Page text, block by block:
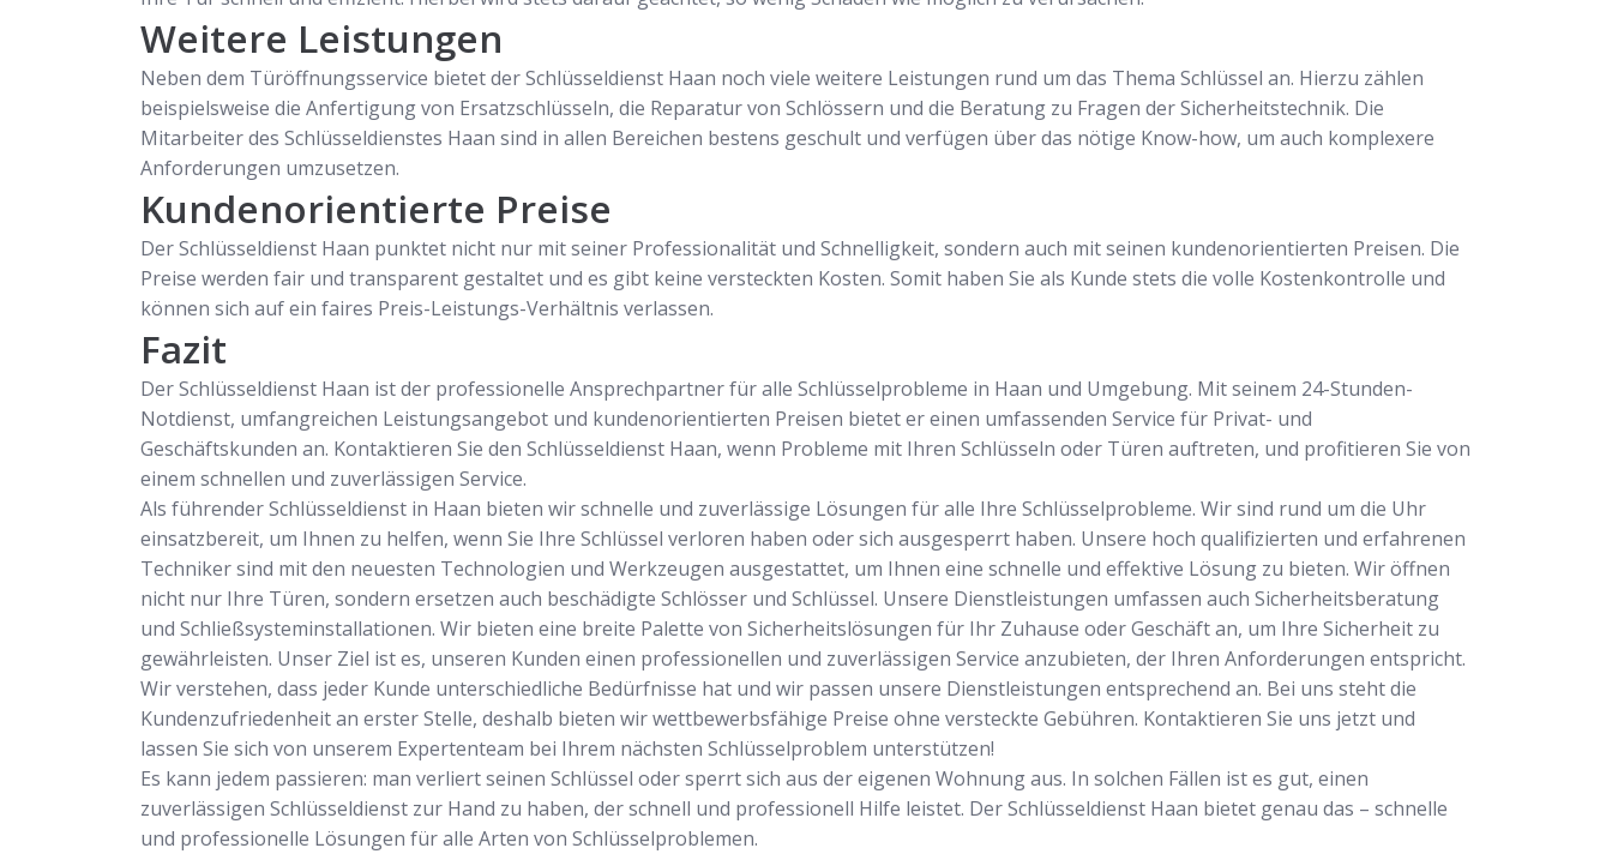
Weitere Leistungen
Neben dem Türöffnungsservice bietet der Schlüsseldienst Haan noch viele weitere Leistungen rund um das Thema Schlüssel an. Hierzu zählen
beispielsweise die Anfertigung von Ersatzschlüsseln, die Reparatur von Schlössern und die Beratung zu Fragen der Sicherheitstechnik. Die
Mitarbeiter des Schlüsseldienstes Haan sind in allen Bereichen bestens geschult und verfügen über das nötige Know-how, um auch komplexere
Anforderungen umzusetzen.
Kundenorientierte Preise
Der Schlüsseldienst Haan punktet nicht nur mit seiner Professionalität und Schnelligkeit, sondern auch mit seinen kundenorientierten Preisen. Die
Preise werden fair und transparent gestaltet und es gibt keine versteckten Kosten. Somit haben Sie als Kunde stets die volle Kostenkontrolle und
können sich auf ein faires Preis-Leistungs-Verhältnis verlassen.
Fazit
Der Schlüsseldienst Haan ist der professionelle Ansprechpartner für alle Schlüsselprobleme in Haan und Umgebung. Mit seinem 24-Stunden-
Notdienst, umfangreichen Leistungsangebot und kundenorientierten Preisen bietet er einen umfassenden Service für Privat- und
Geschäftskunden an. Kontaktieren Sie den Schlüsseldienst Haan, wenn Probleme mit Ihren Schlüsseln oder Türen auftreten, und profitieren Sie von
einem schnellen und zuverlässigen Service.
Als führender Schlüsseldienst in Haan bieten wir schnelle und zuverlässige Lösungen für alle Ihre Schlüsselprobleme. Wir sind rund um die Uhr
einsatzbereit, um Ihnen zu helfen, wenn Sie Ihre Schlüssel verloren haben oder sich ausgesperrt haben. Unsere hoch qualifizierten und erfahrenen
Techniker sind mit den neuesten Technologien und Werkzeugen ausgestattet, um Ihnen eine schnelle und effektive Lösung zu bieten. Wir öffnen
nicht nur Ihre Türen, sondern ersetzen auch beschädigte Schlösser und Schlüssel. Unsere Dienstleistungen umfassen auch Sicherheitsberatung
und Schließsysteminstallationen. Wir bieten eine breite Palette von Sicherheitslösungen für Ihr Zuhause oder Geschäft an, um Ihre Sicherheit zu
gewährleisten. Unser Ziel ist es, unseren Kunden einen professionellen und zuverlässigen Service anzubieten, der Ihren Anforderungen entspricht.
Wir verstehen, dass jeder Kunde unterschiedliche Bedürfnisse hat und wir passen unsere Dienstleistungen entsprechend an. Bei uns steht die
Kundenzufriedenheit an erster Stelle, deshalb bieten wir wettbewerbsfähige Preise ohne versteckte Gebühren. Kontaktieren Sie uns jetzt und
lassen Sie sich von unserem Expertenteam bei Ihrem nächsten Schlüsselproblem unterstützen!
Es kann jedem passieren: man verliert seinen Schlüssel oder sperrt sich aus der eigenen Wohnung aus. In solchen Fällen ist es gut, einen
zuverlässigen Schlüsseldienst zur Hand zu haben, der schnell und professionell Hilfe leistet. Der Schlüsseldienst Haan bietet genau das – schnelle
und professionelle Lösungen für alle Arten von Schlüsselproblemen.